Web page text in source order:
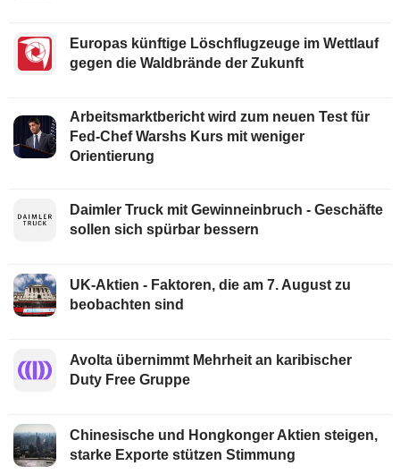
Europas künftige Löschflugzeuge im Wettlauf
gegen die Waldbrände der Zukunft
Arbeitsmarktbericht wird zum neuen Test für
Fed-Chef Warshs Kurs mit weniger
Orientierung
Daimler Truck mit Gewinneinbruch - Geschäfte
sollen sich spürbar bessern
UK-Aktien - Faktoren, die am 7. August zu
beobachten sind
Avolta übernimmt Mehrheit an karibischer
Duty Free Gruppe
Chinesische und Hongkonger Aktien steigen,
starke Exporte stützen Stimmung